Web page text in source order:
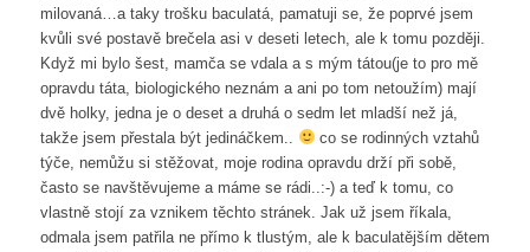
milovaná…a taky trošku baculatá, pamatuji se, že poprvé jsem
kvůli své postavě brečela asi v deseti letech, ale k tomu později.
Když mi bylo šest, mamča se vdala a s mým tátou(je to pro mě
opravdu táta, biologického neznám a ani po tom netoužím) mají
dvě holky, jedna je o deset a druhá o sedm let mladší než já,
takže jsem přestala být jedináčkem..
co se rodinných vztahů
týče, nemůžu si stěžovat, moje rodina opravdu drží při sobě,
často se navštěvujeme a máme se rádi..:-) a teď k tomu, co
vlastně stojí za vznikem těchto stránek. Jak už jsem říkala,
odmala jsem patřila ne přímo k tlustým, ale k baculatějším dětem